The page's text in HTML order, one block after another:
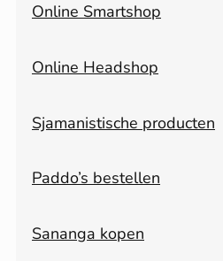
Online Smartshop
Online Headshop
Sjamanistische producten
Paddo’s bestellen
Sananga kopen